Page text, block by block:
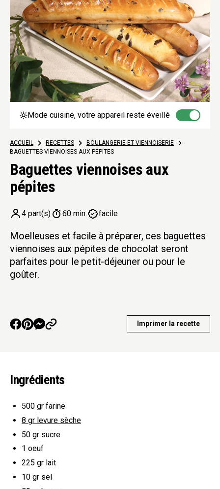
Mode cuisine, votre appareil reste éveillé
ACCUEIL > RECETTES > BOULANGERIE ET VIENNOISERIE
>
BAGUETTES VIENNOISES AUX PÉPITES
Baguettes viennoises aux
pépites
4 part(s) 60 min. facile
Moelleuses et facile à préparer, ces baguettes
viennoises aux pépites de chocolat seront
parfaites pour le petit-déjeuner ou pour le
goûter.
Imprimer la recette
Ingrédients
500 gr farine
8 gr levure sèche
50 gr sucre
1 oeuf
225 gr lait
10 gr sel